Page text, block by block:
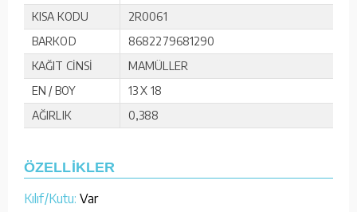
KISA KODU
2R0061
BARKOD
8682279681290
KAĞIT CİNSİ
MAMÜLLER
EN / BOY
13 X 18
AĞIRLIK
0,388
ÖZELLİKLER
Kılıf/Kutu: Var